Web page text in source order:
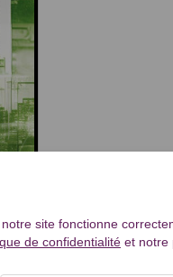
site fonctionne
de confidentialité et notre